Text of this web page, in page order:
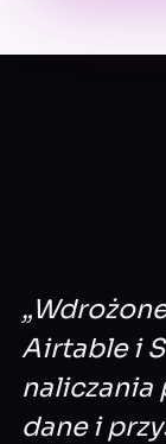
Airtable i
naliczania
dane i